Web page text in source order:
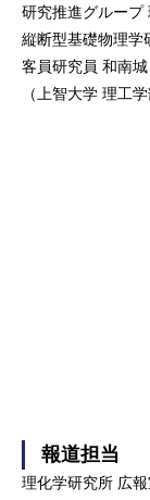
研究推進グループ
縦断型基礎物理学
客員研究員 和南城
（上智大学 理工
報道担当
理化学研究所 広